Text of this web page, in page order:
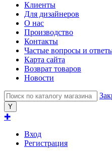
Клиенты
Для дизайнеров
О нас
Производство
Контакты
Частые вопросы и
Карта сайта
Возврат товаров
Новости
✚
Вход
Регистрация